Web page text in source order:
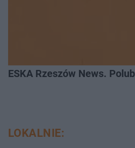
ESKA Rzeszów News.
LOKALNIE: